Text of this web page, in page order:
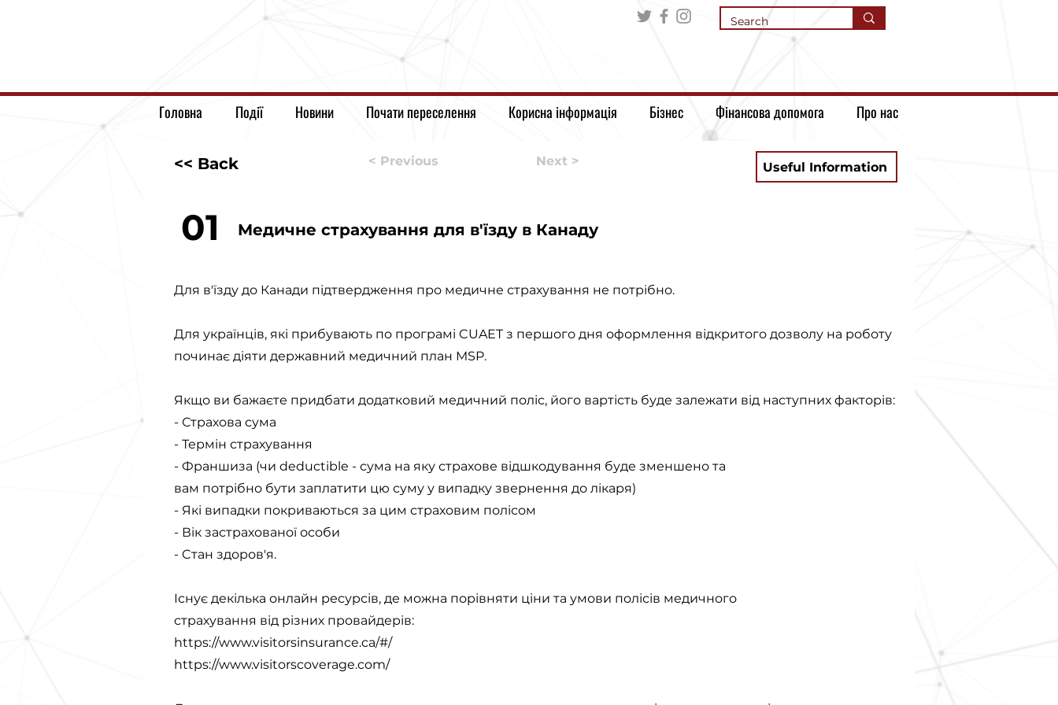
Головна Події Новини Почати переселення Корисна інформація Бізнес Фінансова допомога Про нас
<< Back < Previous Next > Useful Information
01 Медичне страхування для в'їзду в Канаду
Для в'їзду до Канади підтвердження про медичне страхування не потрібно.
Для українців, які прибувають по програмі CUAET з першого дня оформлення відкритого дозволу на роботу
починає діяти державний медичний план MSP.
Якщо ви бажаєте придбати додатковий медичний поліс, його вартість буде залежати від наступних факторів:
- Страхова сума
- Термін страхування
- Франшиза (чи deductible - сума на яку страхове відшкодування буде зменшено та
вам потрібно бути заплатити цю суму у випадку звернення до лікаря)
- Які випадки покриваються за цим страховим полісом
- Вік застрахованої особи
- Cтан здоров'я.
Існує декілька онлайн ресурсів, де можна порівняти ціни та умови полісів медичного
страхування від різних провайдерів:
https://www.visitorsinsurance.ca/#/
https://www.visitorscoverage.com/